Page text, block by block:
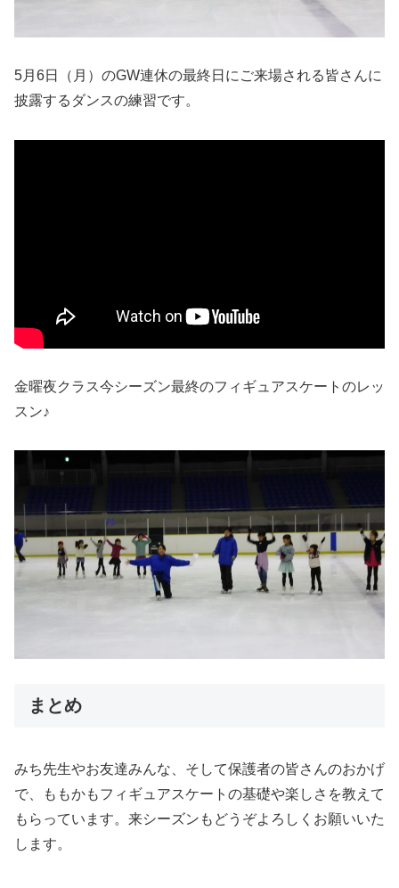
5月6日（月）のGW連休の最終日にご来場される皆さんに
披露するダンスの練習です。
金曜夜クラス今シーズン最終のフィギュアスケートのレッ
スン♪
まとめ
みち先生やお友達みんな、そして保護者の皆さんのおかげ
で、ももかもフィギュアスケートの基礎や楽しさを教えて
もらっています。来シーズンもどうぞよろしくお願いいた
します。